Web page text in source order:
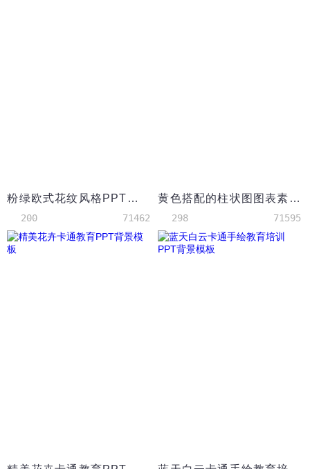
粉绿欧式花纹风格PPT背景模板
200 71462
黄色搭配的柱状图图表素材PPT模板
298 71595